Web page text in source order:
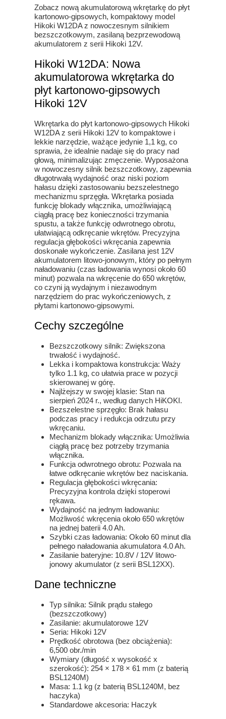
Zobacz nową akumulatorową wkrętarkę do płyt
kartonowo-gipsowych, kompaktowy model
Hikoki W12DA z nowoczesnym silnikiem
bezszczotkowym, zasilaną bezprzewodową
akumulatorem z serii Hikoki 12V.
Hikoki W12DA: Nowa
akumulatorowa wkrętarka do
płyt kartonowo-gipsowych
Hikoki 12V
Wkrętarka do płyt kartonowo-gipsowych Hikoki
W12DA z serii Hikoki 12V to kompaktowe i
lekkie narzędzie, ważące jedynie 1,1 kg, co
sprawia, że idealnie nadaje się do pracy nad
głową, minimalizując zmęczenie. Wyposażona
w nowoczesny silnik bezszczotkowy, zapewnia
długotrwałą wydajność oraz niski poziom
hałasu dzięki zastosowaniu bezszelestnego
mechanizmu sprzęgła. Wkrętarka posiada
funkcję blokady włącznika, umożliwiającą
ciągłą pracę bez konieczności trzymania
spustu, a także funkcję odwrotnego obrotu,
ułatwiającą odkręcanie wkrętów. Precyzyjna
regulacja głębokości wkręcania zapewnia
doskonałe wykończenie. Zasilana jest 12V
akumulatorem litowo-jonowym, który po pełnym
naładowaniu (czas ładowania wynosi około 60
minut) pozwala na wkręcenie do 650 wkrętów,
co czyni ją wydajnym i niezawodnym
narzędziem do prac wykończeniowych, z
płytami kartonowo-gipsowymi.
Cechy szczególne
Bezszczotkowy silnik: Zwiększona
trwałość i wydajność.
Lekka i kompaktowa konstrukcja: Waży
tylko 1.1 kg, co ułatwia prace w pozycji
skierowanej w górę.
Najlżejszy w swojej klasie: Stan na
sierpień 2024 r., według danych HiKOKI.
Bezszelestne sprzęgło: Brak hałasu
podczas pracy i redukcja odrzutu przy
wkręcaniu.
Mechanizm blokady włącznika: Umożliwia
ciągłą pracę bez potrzeby trzymania
włącznika.
Funkcja odwrotnego obrotu: Pozwala na
łatwe odkręcanie wkrętów bez naciskania.
Regulacja głębokości wkręcania:
Precyzyjna kontrola dzięki stoperowi
rękawa.
Wydajność na jednym ładowaniu:
Możliwość wkręcenia około 650 wkrętów
na jednej baterii 4.0 Ah.
Szybki czas ładowania: Około 60 minut dla
pełnego naładowania akumulatora 4.0 Ah.
Zasilanie bateryjne: 10.8V / 12V litowo-
jonowy akumulator (z serii BSL12XX).
Dane techniczne
Typ silnika: Silnik prądu stałego
(bezszczotkowy)
Zasilanie: akumulatorowe 12V
Seria: Hikoki 12V
Prędkość obrotowa (bez obciążenia):
6,500 obr./min
Wymiary (długość x wysokość x
szerokość): 254 × 178 × 61 mm (z baterią
BSL1240M)
Masa: 1.1 kg (z baterią BSL1240M, bez
haczyka)
Standardowe akcesoria: Haczyk